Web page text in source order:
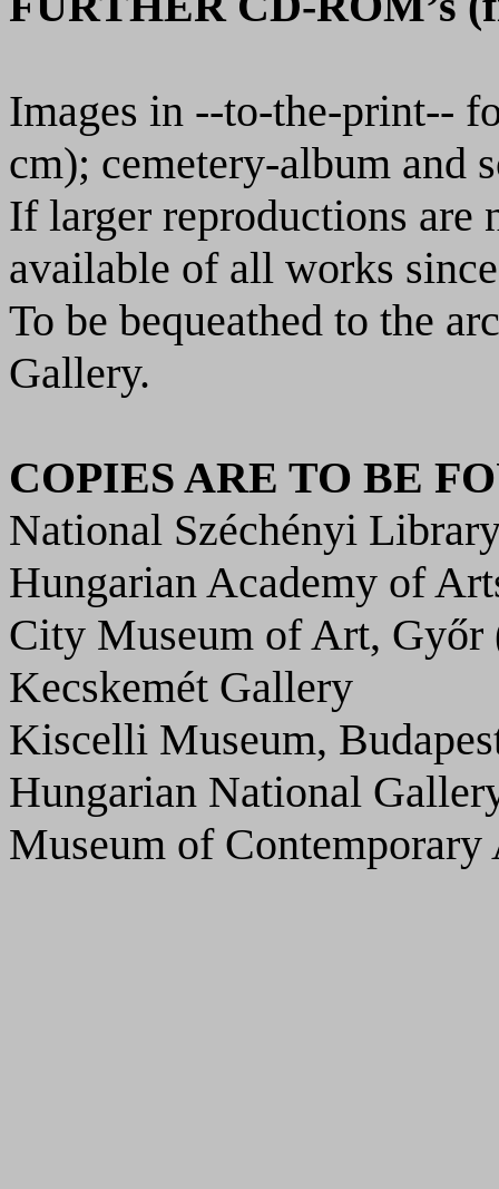
Images in --to-the-print--
cm); cemetery-album and
If larger reproductions are
available of all works
To be bequeathed to the
Gallery.
COPIES ARE TO BE
National Széchényi
Hungarian Academy of
City Museum of Art, Győr
Kecskemét Gallery
Kiscelli Museum,
Hungarian National
Museum of Contemporary